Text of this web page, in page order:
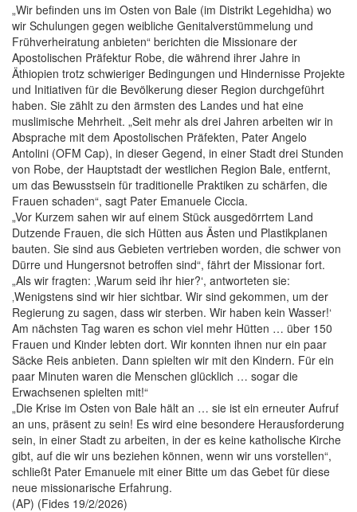
„Wir befinden uns im Osten von Bale (im Distrikt Legehidha) wo
wir Schulungen gegen weibliche Genitalverstümmelung und
Frühverheiratung anbieten“ berichten die Missionare der
Apostolischen Präfektur Robe, die während ihrer Jahre in
Äthiopien trotz schwieriger Bedingungen und Hindernisse Projekte
und Initiativen für die Bevölkerung dieser Region durchgeführt
haben. Sie zählt zu den ärmsten des Landes und hat eine
muslimische Mehrheit. „Seit mehr als drei Jahren arbeiten wir in
Absprache mit dem Apostolischen Präfekten, Pater Angelo
Antolini (OFM Cap), in dieser Gegend, in einer Stadt drei Stunden
von Robe, der Hauptstadt der westlichen Region Bale, entfernt,
um das Bewusstsein für traditionelle Praktiken zu schärfen, die
Frauen schaden“, sagt Pater Emanuele Ciccia.
„Vor Kurzem sahen wir auf einem Stück ausgedörrtem Land
Dutzende Frauen, die sich Hütten aus Ästen und Plastikplanen
bauten. Sie sind aus Gebieten vertrieben worden, die schwer von
Dürre und Hungersnot betroffen sind“, fährt der Missionar fort.
„Als wir fragten: ‚Warum seid ihr hier?‘, antworteten sie:
‚Wenigstens sind wir hier sichtbar. Wir sind gekommen, um der
Regierung zu sagen, dass wir sterben. Wir haben kein Wasser!‘
Am nächsten Tag waren es schon viel mehr Hütten … über 150
Frauen und Kinder lebten dort. Wir konnten ihnen nur ein paar
Säcke Reis anbieten. Dann spielten wir mit den Kindern. Für ein
paar Minuten waren die Menschen glücklich … sogar die
Erwachsenen spielten mit!“
„Die Krise im Osten von Bale hält an … sie ist ein erneuter Aufruf
an uns, präsent zu sein! Es wird eine besondere Herausforderung
sein, in einer Stadt zu arbeiten, in der es keine katholische Kirche
gibt, auf die wir uns beziehen können, wenn wir uns vorstellen“,
schließt Pater Emanuele mit einer Bitte um das Gebet für diese
neue missionarische Erfahrung.
(AP) (Fides 19/2/2026)